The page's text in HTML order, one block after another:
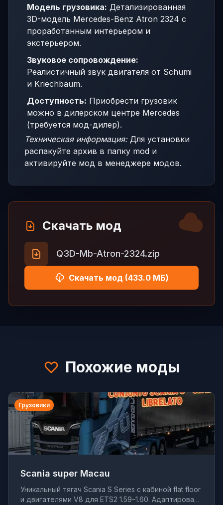
Модель грузовика: Детализированная
3D-модель Mercedes-Benz Atron 2324 с
проработанным интерьером и
экстерьером.
Звуковое сопровождение:
Реалистичный звук двигателя от Schumi
и Kriechbaum.
Доступность: Приобрести грузовик
можно в дилерском центре Mercedes
(требуется мод-дилер).
Техническая информация:Для установки
распакуйте архив в папку mod и
активируйте мод в менеджере модов.
Скачать мод
Q3D-Mb-Atron-2324.zip
Скачать мод (433.0 МБ)
Похожие моды
Грузовики
Scania super Macau
Уникальный тягач Scania S Series с кабиной flat floor
и двигателями V8 для ETS2 1.59–1.60. Адаптирован